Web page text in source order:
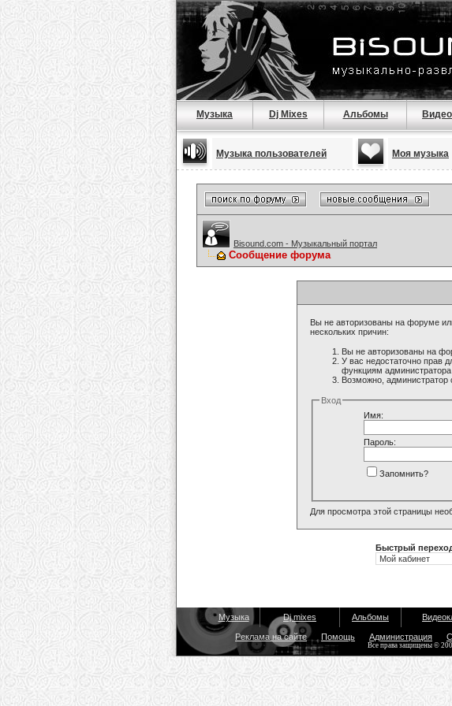
Музыка Dj Mixes Альбомы
Музыка пользователей Моя музыка
Bisound.com - Музыкальный портал
Сообщение форума
Вы не авторизованы на форуме
нескольких причин:
Вы не авторизованы на
У вас недостаточно прав
функциям
Возможно,
Вход
Имя:
Пароль:
Запомнить?
Для просмотра этой страницы
Быстрый
Музыка Dj mixes Альбомы
Реклама на сайте Помощь Администрация
Все права защищены ©